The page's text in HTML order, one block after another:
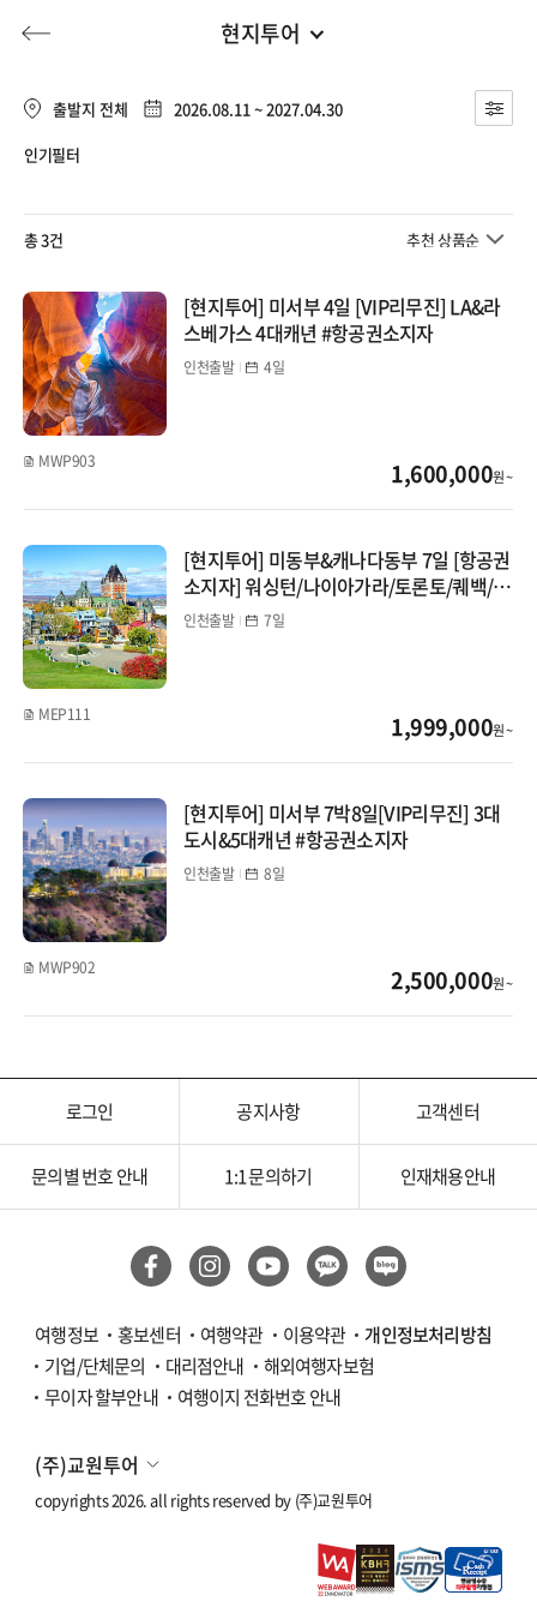
현지투어
유럽/아프리카
동남아
일본
중국
대만/홍콩/마카오
미주/캐나다/중남미
몽골/중앙아시아
인도/네팔/스리랑카
현지투어
캐나다/알래스카
출발지 전체 2026.08.11 ~ 2027.04.30
인기필터
총 3건 추천 상품순
[현지투어] 미서부 4일 [VIP리무진] LA&라
스베가스 4대캐년 #항공권소지자
인천출발 4일
MWP903 1,600,000원 ~
[현지투어] 미동부&캐나다동부 7일 [항공권
소지자] 워싱턴/나이아가라/토론토/퀘백/보
스턴
인천출발 7일
MEP111 1,999,000원 ~
[현지투어] 미서부 7박8일[VIP리무진] 3대
도시&5대캐년 #항공권소지자
인천출발 8일
MWP902 2,500,000원 ~
로그인 공지사항 고객센터
문의별 번호 안내 1:1 문의하기 인재채용안내
여행정보 홍보센터 여행약관 이용약관
개인정보처리방침
기업/단체문의
대리점안내
해외여행자보험
무이자 할부안내
여행이지 전화번호 안내
(주)교원투어
copyrights 2026. all rights reserved by (주)교원투어